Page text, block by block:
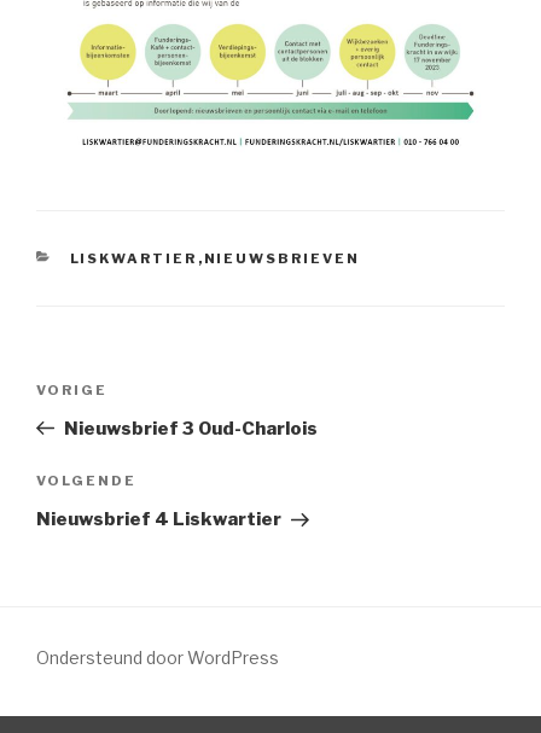
LISKWARTIER , NIEUWSBRIEVEN
VORIGE
Nieuwsbrief 3 Oud-Charlois
VOLGENDE
Nieuwsbrief 4 Liskwartier
Ondersteund door WordPress